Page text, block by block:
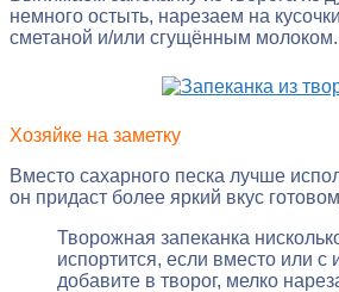
немного остыть, нарезаем на
сметаной и/или сгущённым молоком.
Хозяйке на заметку
Вместо сахарного песка лучше
он придаст более яркий вкус
Творожная запеканка
испортится, если вместо или с
добавите в творог, мелко